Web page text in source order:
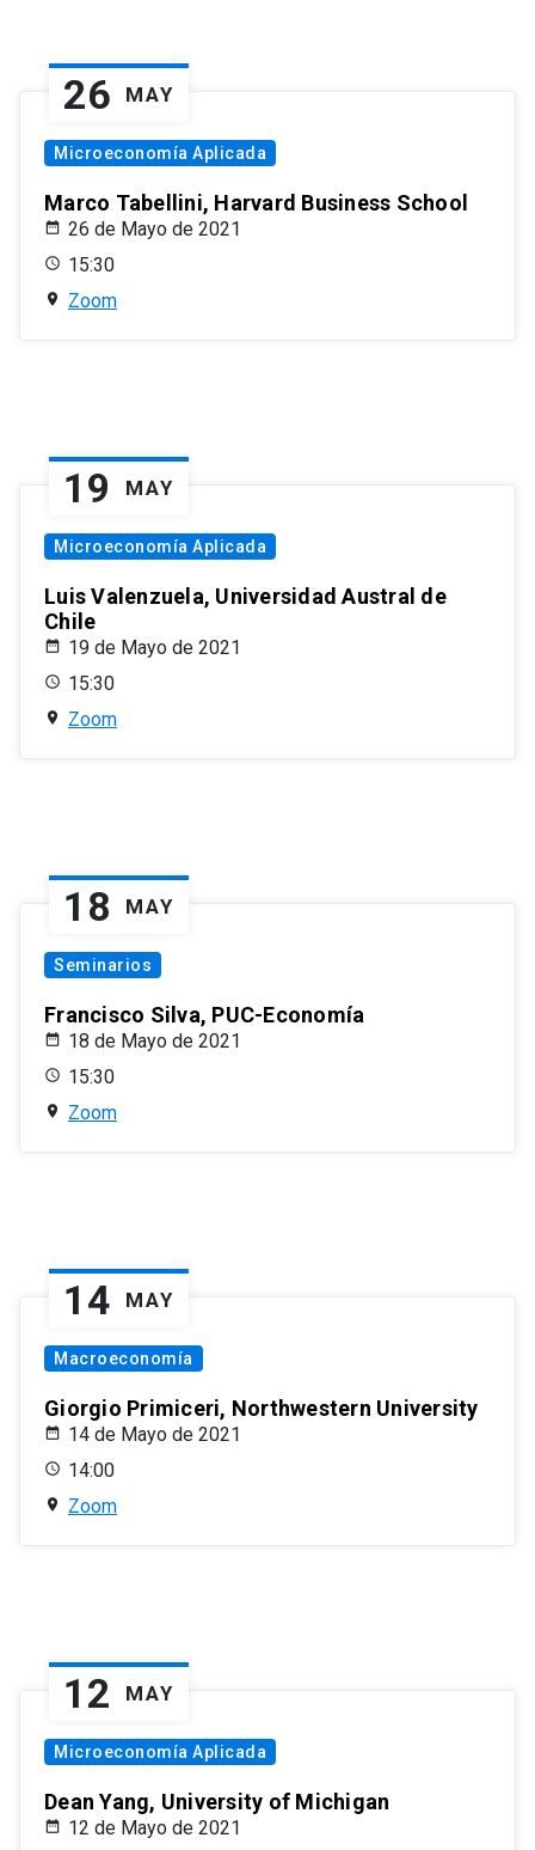
26 MAY
Microeconomía Aplicada
Marco Tabellini, Harvard Business School
26 de Mayo de 2021
15:30
Zoom
19 MAY
Microeconomía Aplicada
Luis Valenzuela, Universidad Austral de
Chile
19 de Mayo de 2021
15:30
Zoom
18 MAY
Seminarios
Francisco Silva, PUC-Economía
18 de Mayo de 2021
15:30
Zoom
14 MAY
Macroeconomía
Giorgio Primiceri, Northwestern University
14 de Mayo de 2021
14:00
Zoom
12 MAY
Microeconomía Aplicada
Dean Yang, University of Michigan
12 de Mayo de 2021